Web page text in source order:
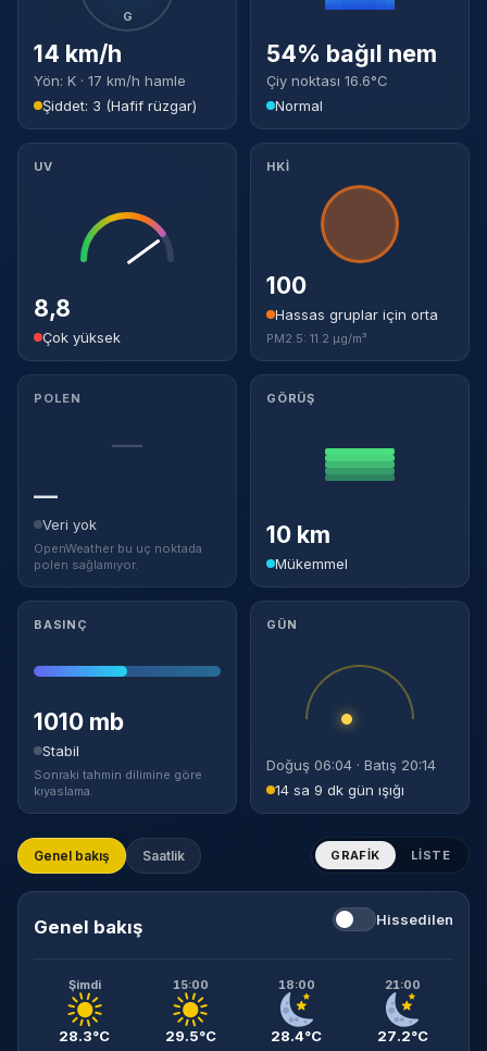
G
14 km/h
Yön: K · 17 km/h hamle
Şiddet: 3 (Hafif rüzgar)
54% bağıl nem
Çiy noktası 16.6°C
Normal
UV
8,8
Çok yüksek
HKİ
100
Hassas gruplar için orta
PM2.5: 11.2 µg/m³
POLEN
—
—
Veri yok
OpenWeather bu uç noktada
polen sağlamıyor.
GÖRÜŞ
10 km
Mükemmel
BASINÇ
1010 mb
Stabil
Sonraki tahmin dilimine göre
kıyaslama.
GÜN
Doğuş 06:04 · Batış 20:14
14 sa 9 dk gün ışığı
Genel bakış Saatlik GRAFIK LISTE
Genel bakış Hissedilen
Şimdi
28.3°C
15:00
29.5°C
18:00
28.4°C
21:00
27.2°C